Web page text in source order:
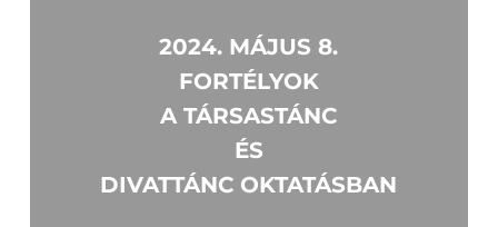
2024. MÁJUS 8.
FORTÉLYOK
A TÁRSASTÁNC
ÉS
DIVATTÁNC OKTATÁSBAN